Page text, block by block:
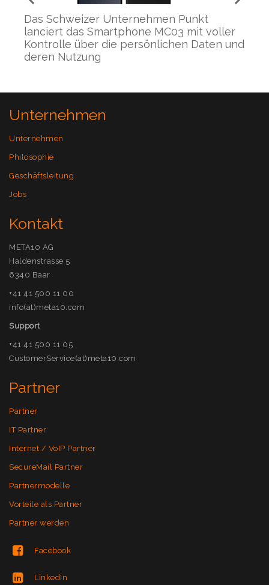
Das Schweizer Unternehmen Punkt
lanciert das Smartphone MC03 mit voller
Kontrolle über die persönlichen Daten und
deren Nutzung
Unternehmen
Unternehmen
Philosophie
Geschäftsleitung
Jobs
Kontakt
META10 AG
Haldenstrasse 5
6340 Baar
+41 41 500 11 00
info(at)meta10.com
Support
+41 41 500 11 05
CustomerService(at)meta10.com
Partner
Partner
IT Partner
Internet / VoIP Partner
SecureMail Partner
Partnermodelle
Vorteile als Partner
Partner werden
Facebook
LinkedIn